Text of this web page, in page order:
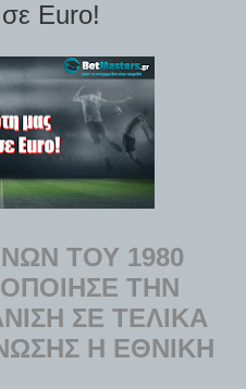
Euro!
ΤΟΥ 1980
ΤΗΝ
ΣΕ ΤΕΛΙΚΆ
Η ΕΘΝΙΚΉ